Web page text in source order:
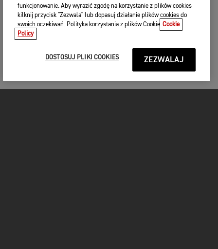
funkcjonowanie. Aby wyrazić zgodę na korzystanie z plików cookies
kilknij przycisk "Zezwala" lub dopasuj działanie plików cookies do
swoich oczekiwań. Polityka korzystania z plików Cookie Cookie
Policy
DOSTOSUJ PLIKI COOKIES ZEZWALAJ